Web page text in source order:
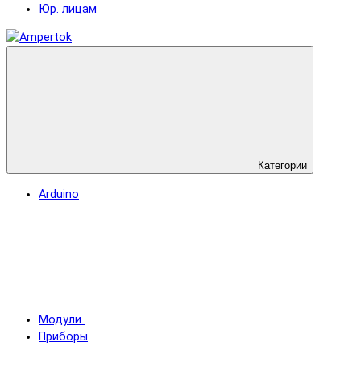
Юр. лицам
Категории
Arduino
Модули
Приборы